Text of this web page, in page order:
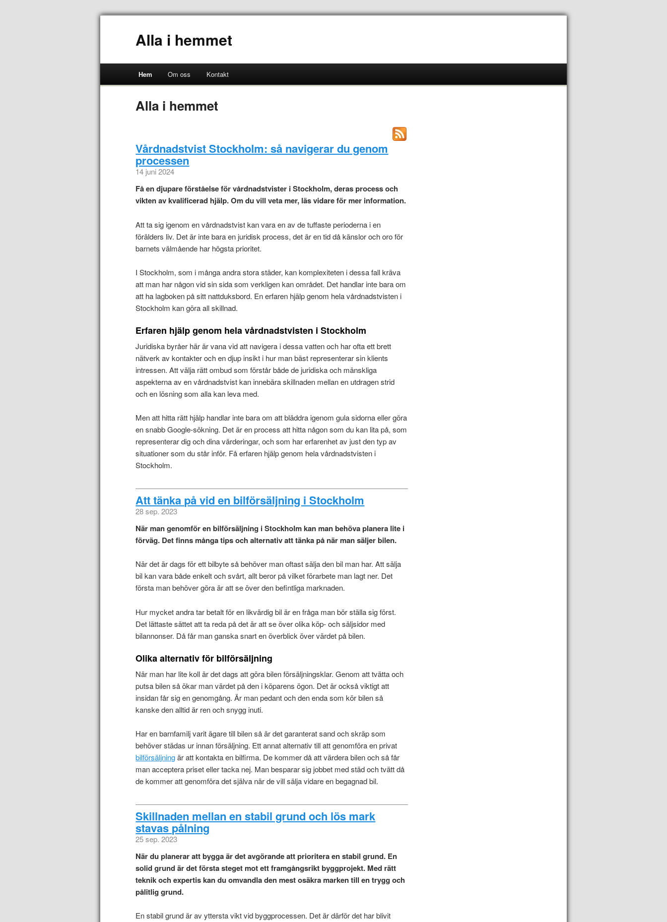
Alla i hemmet
Hem Om oss Kontakt
Alla i hemmet
Vårdnadstvist Stockholm: så navigerar du genom
processen
14 juni 2024
Få en djupare förståelse för vårdnadstvister i Stockholm, deras process och
vikten av kvalificerad hjälp. Om du vill veta mer, läs vidare för mer information.
Att ta sig igenom en vårdnadstvist kan vara en av de tuffaste perioderna i en
förälders liv. Det är inte bara en juridisk process, det är en tid då känslor och oro för
barnets välmående har högsta prioritet.
I Stockholm, som i många andra stora städer, kan komplexiteten i dessa fall kräva
att man har någon vid sin sida som verkligen kan området. Det handlar inte bara om
att ha lagboken på sitt nattduksbord. En erfaren hjälp genom hela vårdnadstvisten i
Stockholm kan göra all skillnad.
Erfaren hjälp genom hela vårdnadstvisten i Stockholm
Juridiska byråer här är vana vid att navigera i dessa vatten och har ofta ett brett
nätverk av kontakter och en djup insikt i hur man bäst representerar sin klients
intressen. Att välja rätt ombud som förstår både de juridiska och mänskliga
aspekterna av en vårdnadstvist kan innebära skillnaden mellan en utdragen strid
och en lösning som alla kan leva med.
Men att hitta rätt hjälp handlar inte bara om att bläddra igenom gula sidorna eller göra
en snabb Google-sökning. Det är en process att hitta någon som du kan lita på, som
representerar dig och dina värderingar, och som har erfarenhet av just den typ av
situationer som du står inför. Få erfaren hjälp genom hela vårdnadstvisten i
Stockholm.
Att tänka på vid en bilförsäljning i Stockholm
28 sep. 2023
När man genomför en bilförsäljning i Stockholm kan man behöva planera lite i
förväg. Det finns många tips och alternativ att tänka på när man säljer bilen.
När det är dags för ett bilbyte så behöver man oftast sälja den bil man har. Att sälja
bil kan vara både enkelt och svårt, allt beror på vilket förarbete man lagt ner. Det
första man behöver göra är att se över den befintliga marknaden.
Hur mycket andra tar betalt för en likvärdig bil är en fråga man bör ställa sig först.
Det lättaste sättet att ta reda på det är att se över olika köp- och säljsidor med
bilannonser. Då får man ganska snart en överblick över värdet på bilen.
Olika alternativ för bilförsäljning
När man har lite koll är det dags att göra bilen försäljningsklar. Genom att tvätta och
putsa bilen så ökar man värdet på den i köparens ögon. Det är också viktigt att
insidan får sig en genomgång. Är man pedant och den enda som kör bilen så
kanske den alltid är ren och snygg inuti.
Har en barnfamilj varit ägare till bilen så är det garanterat sand och skräp som
behöver städas ur innan försäljning. Ett annat alternativ till att genomföra en privat
bilförsäljningär att kontakta en bilfirma. De kommer då att värdera bilen och så får
man acceptera priset eller tacka nej. Man besparar sig jobbet med städ och tvätt då
de kommer att genomföra det själva när de vill sälja vidare en begagnad bil.
Skillnaden mellan en stabil grund och lös mark
stavas pålning
25 sep. 2023
När du planerar att bygga är det avgörande att prioritera en stabil grund. En
solid grund är det första steget mot ett framgångsrikt byggprojekt. Med rätt
teknik och expertis kan du omvandla den mest osäkra marken till en trygg och
pålitlig grund.
En stabil grund är av yttersta vikt vid byggprocessen. Det är därför det har blivit